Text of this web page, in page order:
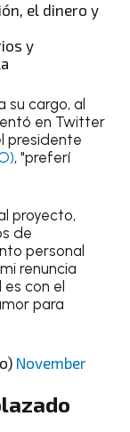
el dinero y
y
su cargo, al
en Twitter
presidente
, "preferí
proyecto,
de
personal
renuncia
con el
para
November